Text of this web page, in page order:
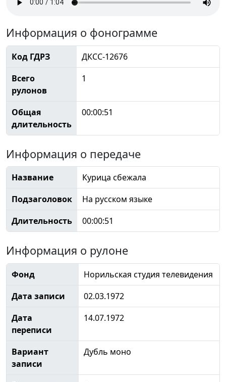
Информация о фонограмме
Код ГДРЗ
ДКСС-12676
Всего
рулонов
1
Общая
длительность
00:00:51
Информация о передаче
Название
Курица сбежала
Подзаголовок
На русском языке
Длительность
00:00:51
Информация о рулоне
Фонд
Норильская студия телевидения
Дата записи
02.03.1972
Дата
переписи
14.07.1972
Вариант
записи
Дубль моно